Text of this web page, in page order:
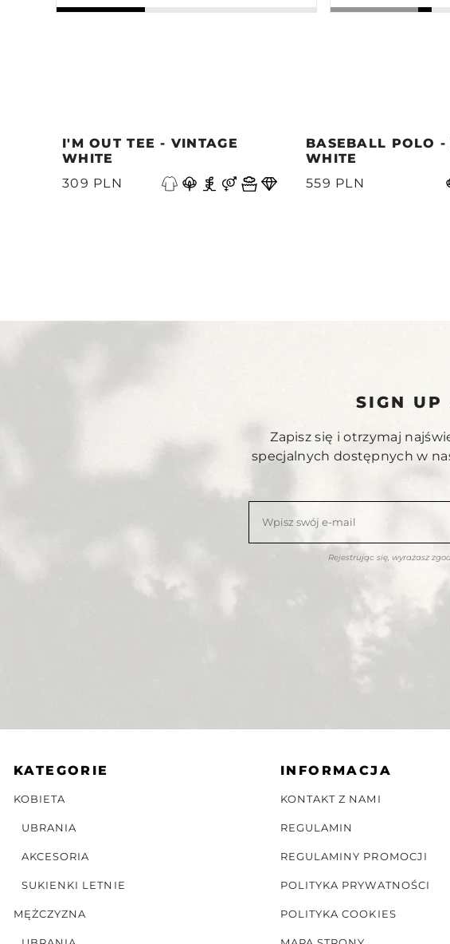
I'M OUT TEE - VINTAGE
WHITE
309 PLN
BASEBALL POLO -
WHITE
559 PLN
Poprzedni
SIGN UP
Zapisz się i otrzymaj
specjalnych dostępnych w
Rejestrując się, wyrażasz
KATEGORIE
KOBIETA
UBRANIA
AKCESORIA
SUKIENKI LETNIE
MĘŻCZYZNA
INFORMACJA
KONTAKT Z NAMI
REGULAMIN
REGULAMINY PROMOCJI
POLITYKA PRYWATNOŚCI
POLITYKA COOKIES